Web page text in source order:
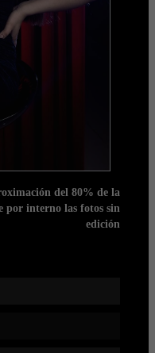
del 80% de la
por interno las fotos sin
edición